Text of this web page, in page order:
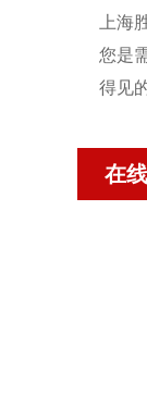
上海
您是
得见
在